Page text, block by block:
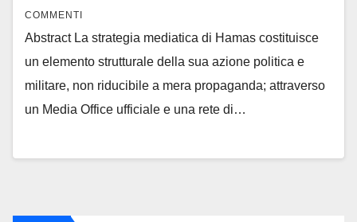
COMMENTI
Abstract La strategia mediatica di Hamas costituisce
un elemento strutturale della sua azione politica e
militare, non riducibile a mera propaganda; attraverso
un Media Office ufficiale e una rete di…